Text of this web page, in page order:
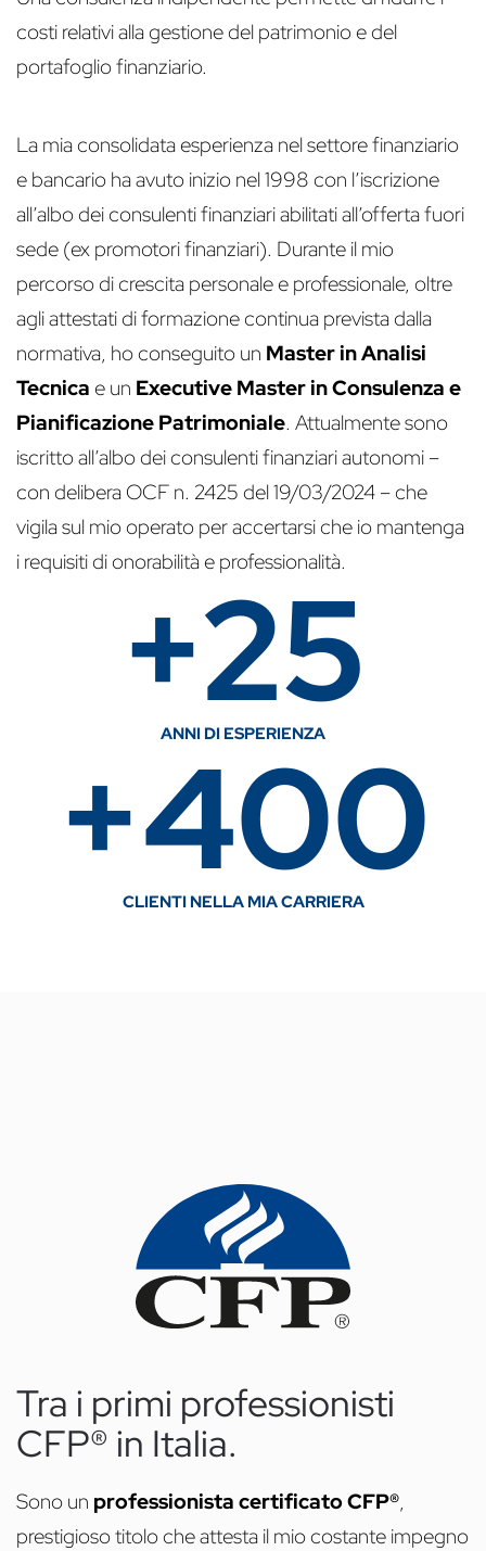
costi relativi alla gestione del patrimonio e del
portafoglio finanziario.
La mia consolidata esperienza nel settore finanziario
e bancario ha avuto inizio nel 1998 con l’iscrizione
all’albo dei consulenti finanziari abilitati all’offerta fuori
sede (ex promotori finanziari). Durante il mio
percorso di crescita personale e professionale, oltre
agli attestati di formazione continua prevista dalla
normativa, ho conseguito un Master in Analisi
Tecnica e un Executive Master in Consulenza e
Pianificazione Patrimoniale. Attualmente sono
iscritto all’albo dei consulenti finanziari autonomi –
con delibera OCF n. 2425 del 19/03/2024 – che
vigila sul mio operato per accertarsi che io mantenga
i requisiti di onorabilità e professionalità.
+25
ANNI DI ESPERIENZA
+400
CLIENTI NELLA MIA CARRIERA
Tra i primi professionisti
CFP® in Italia.
Sono un professionista certificato CFP®,
prestigioso titolo che attesta il mio costante impegno